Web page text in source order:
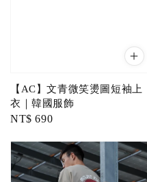
【AC】文青微笑燙圖短袖上
衣｜韓國服飾
Regular
NT$ 690